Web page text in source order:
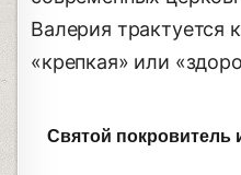
Валерия трактуется
«крепкая» или
Святой покровитель